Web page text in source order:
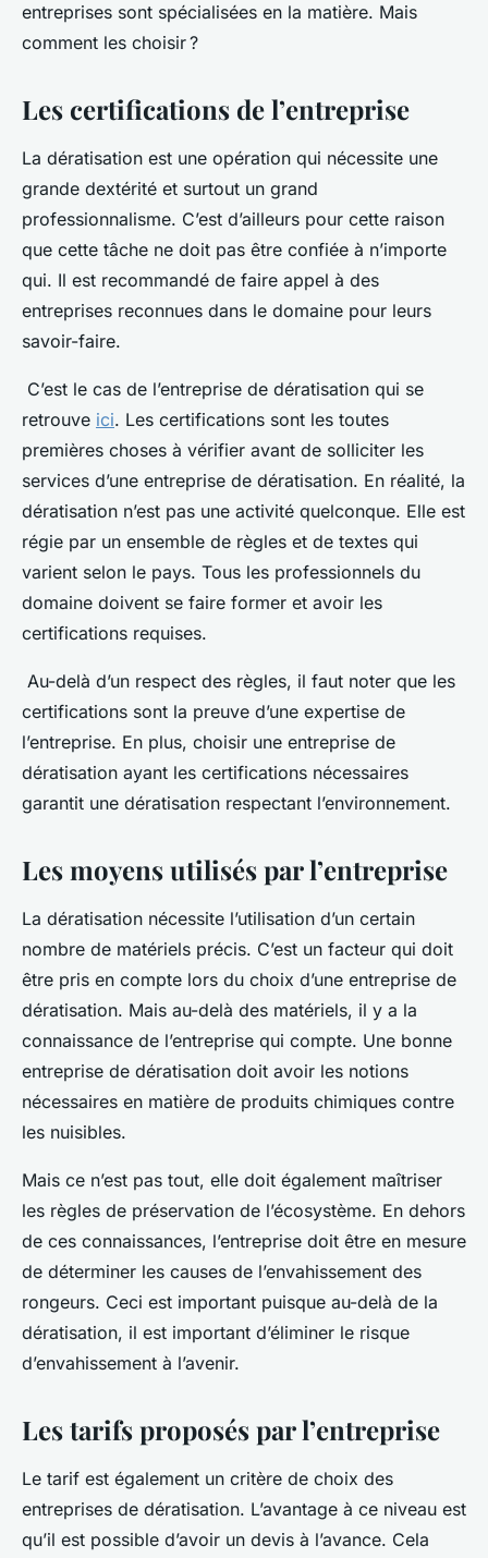
entreprises sont spécialisées en la matière. Mais
comment les choisir ?
Les certifications de l’entreprise
La dératisation est une opération qui nécessite une
grande dextérité et surtout un grand
professionnalisme. C’est d’ailleurs pour cette raison
que cette tâche ne doit pas être confiée à n’importe
qui. Il est recommandé de faire appel à des
entreprises reconnues dans le domaine pour leurs
savoir-faire.
C’est le cas de l’entreprise de dératisation qui se
retrouve ici. Les certifications sont les toutes
premières choses à vérifier avant de solliciter les
services d’une entreprise de dératisation. En réalité, la
dératisation n’est pas une activité quelconque. Elle est
régie par un ensemble de règles et de textes qui
varient selon le pays. Tous les professionnels du
domaine doivent se faire former et avoir les
certifications requises.
Au-delà d’un respect des règles, il faut noter que les
certifications sont la preuve d’une expertise de
l’entreprise. En plus, choisir une entreprise de
dératisation ayant les certifications nécessaires
garantit une dératisation respectant l’environnement.
Les moyens utilisés par l’entreprise
La dératisation nécessite l’utilisation d’un certain
nombre de matériels précis. C’est un facteur qui doit
être pris en compte lors du choix d’une entreprise de
dératisation. Mais au-delà des matériels, il y a la
connaissance de l’entreprise qui compte. Une bonne
entreprise de dératisation doit avoir les notions
nécessaires en matière de produits chimiques contre
les nuisibles.
Mais ce n’est pas tout, elle doit également maîtriser
les règles de préservation de l’écosystème. En dehors
de ces connaissances, l’entreprise doit être en mesure
de déterminer les causes de l’envahissement des
rongeurs. Ceci est important puisque au-delà de la
dératisation, il est important d’éliminer le risque
d’envahissement à l’avenir.
Les tarifs proposés par l’entreprise
Le tarif est également un critère de choix des
entreprises de dératisation. L’avantage à ce niveau est
qu’il est possible d’avoir un devis à l’avance. Cela